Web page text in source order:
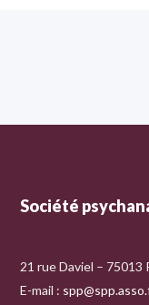
Société
21 rue Daviel – 75013
E-mail :